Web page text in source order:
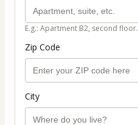
E.g.: Apartment B2, second floor.
Zip Code
City